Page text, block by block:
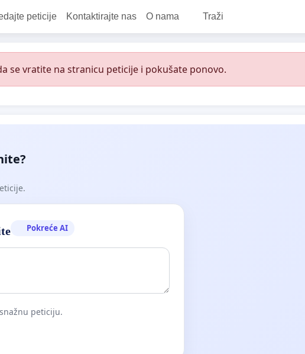
peticije Kontaktirajte nas O nama Traži
se vratite na stranicu peticije i pokušate ponovo.
Pokreće AI
peticiju.